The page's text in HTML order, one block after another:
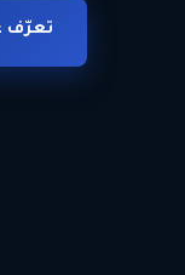
تعرّف
انضم